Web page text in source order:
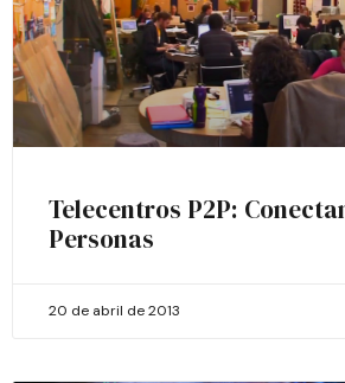
Telecentros P2P:
Personas
20 de abril de 2013